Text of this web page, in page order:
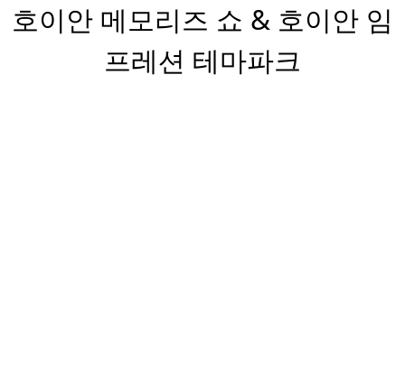
호이안 메모리즈 쇼 & 호이안 임
프레션 테마파크